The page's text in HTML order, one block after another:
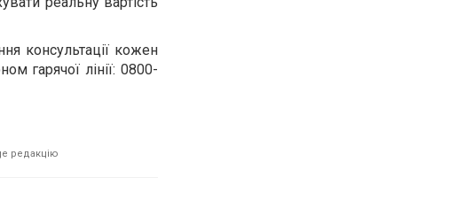
консультації кожен
гарячої лінії: 0800-
редакцію